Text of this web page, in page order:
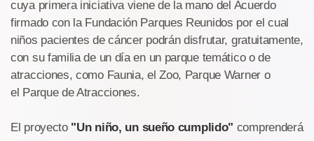
cuya primera iniciativa viene de la mano del Acuerdo
firmado con la Fundación Parques Reunidos por el cual
niños pacientes de cáncer podrán disfrutar, gratuitamente,
con su familia de un día en un parque temático o de
atracciones, como Faunia, el Zoo, Parque Warner o
el Parque de Atracciones.
El proyecto "Un niño, un sueño cumplido" comprenderá